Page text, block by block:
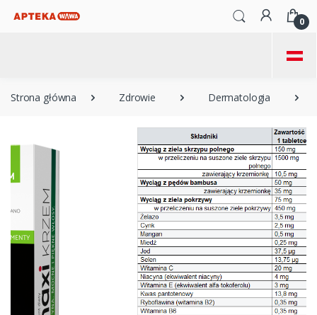
0
=
Strona główna Zdrowie Dermatologia